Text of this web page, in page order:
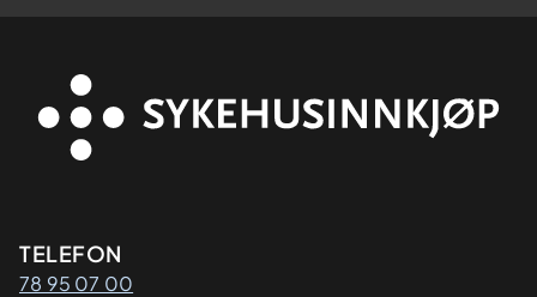
Kontaktinformasjon
TELEFON
78 95 07 00